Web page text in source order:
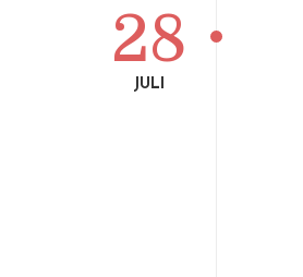
28
JULI